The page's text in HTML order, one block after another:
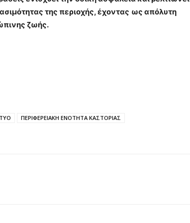
της περιοχής, έχοντας ως απόλυτη
ζωής.
ΠΕΡΙΦΕΡΕΙΑΚΗ ΕΝΟΤΗΤΑ ΚΑΣΤΟΡΙΑΣ